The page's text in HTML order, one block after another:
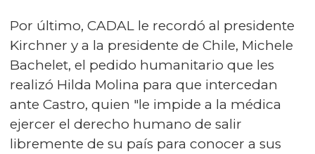
Por último, CADAL le recordó al presidente
Kirchner y a la presidente de Chile, Michele
Bachelet, el pedido humanitario que les
realizó Hilda Molina para que intercedan
ante Castro, quien "le impide a la médica
ejercer el derecho humano de salir
libremente de su país para conocer a sus